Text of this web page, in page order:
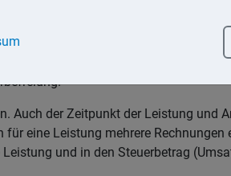
sonstigen Leistung;
Auch der Zeitpunkt der Leistung und
eine Leistung mehrere
und in den Steuerbetrag